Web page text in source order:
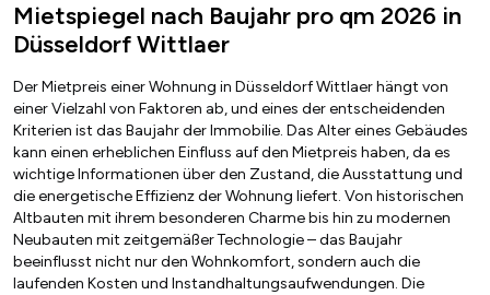
Mietspiegel nach Baujahr pro qm 2026 in
Düsseldorf Wittlaer
Der Mietpreis einer Wohnung in Düsseldorf Wittlaer hängt von
einer Vielzahl von Faktoren ab, und eines der entscheidenden
Kriterien ist das Baujahr der Immobilie. Das Alter eines Gebäudes
kann einen erheblichen Einfluss auf den Mietpreis haben, da es
wichtige Informationen über den Zustand, die Ausstattung und
die energetische Effizienz der Wohnung liefert. Von historischen
Altbauten mit ihrem besonderen Charme bis hin zu modernen
Neubauten mit zeitgemäßer Technologie – das Baujahr
beeinflusst nicht nur den Wohnkomfort, sondern auch die
laufenden Kosten und Instandhaltungsaufwendungen. Die